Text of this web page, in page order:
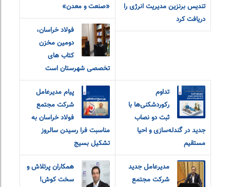
تندیس برنزین مدیریت انرژی را
دریافت کرد
«صنعت و معدن»
فولاد خراسان،
دومین مخزن
کتاب های
تخصصی شهرستان است
تداوم
رکوردشکنی‌ها با
ثبت دو نصاب
جدید در گندله‌سازی و احیا
مستقیم
پیام مدیرعامل
شرکت مجتمع
فولاد خراسان به
مناسبت فرا رسیدن سالروز
تشکیل بسیج
مدیرعامل جدید
شرکت مجتمع
همکاران پرتلاش و
سخت کوش!